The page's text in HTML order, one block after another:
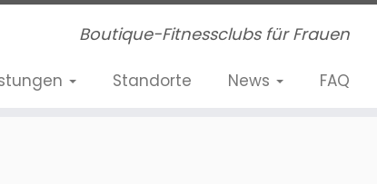
Boutique-Fitnessclubs für Frauen
Standorte News FAQ